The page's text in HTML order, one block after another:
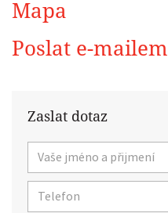
Mapa
Poslat e-mailem
Zaslat dotaz